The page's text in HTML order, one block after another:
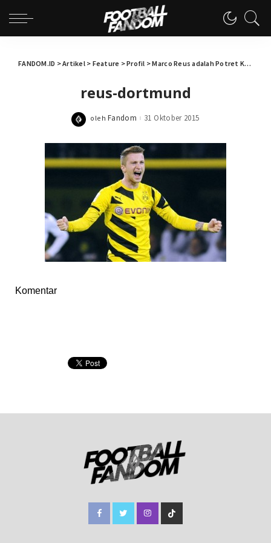
FANDOM.ID >Artikel> Feature >Profil >Marco Reus adalah Potret Kearifan Lokal Dortmund
reus-dortmund
Posted
oleh Fandom 31 Oktober 2015
Komentar